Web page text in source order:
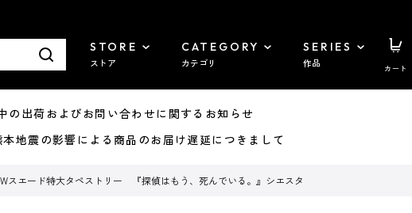
STORE
ストア
CATEGORY
カテゴリ
SERIES
作品 カート
出荷およびお問い合わせに関するお知らせ
震の影響による商品のお届け遅延につきまして
スエード特大タペストリー 『探偵はもう、死んでいる。』シエスタ